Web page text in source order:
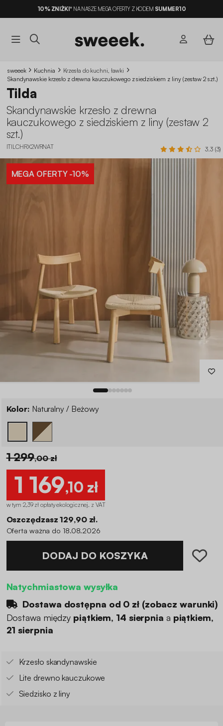
10% ZNIŻKI*NA NASZE MEGA OFERTY Z KODEM SUMMER10
sweeek Kuchnia
Krzesła do kuchni, ławki
Skandynawskie krzesło z drewna kauczukowego z siedziskiem z liny (zestaw 2 szt.)
Tilda
Skandynawskie krzesło z drewna
kauczukowego z siedziskiem z liny (zestaw 2
szt.)
ITILCHRX2WRNAT 3.3 (3)
MEGA OFERTY-10%
Kolor: Naturalny / Beżowy
1 299,00 zł
1 169,10 zł
w tym 2,39 zł opłaty ekologicznej. z VAT
Oszczędzasz 129,90 zł.
Oferta ważna do 18.08.2026
DODAJ DO KOSZYKA
Natychmiastowa wysyłka
Dostawa dostępna od 0 zł(zobacz warunki)
Dostawa między piątkiem, 14 sierpnia a piątkiem,
21 sierpnia
Krzesło skandynawskie
Lite drewno kauczukowe
Siedzisko z liny